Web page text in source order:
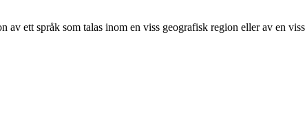
ett språk som talas inom en viss geografisk region eller av en viss